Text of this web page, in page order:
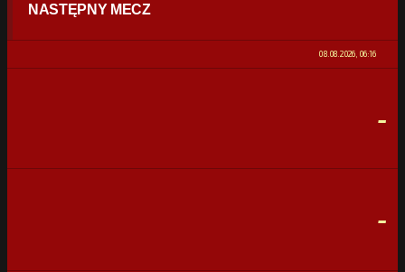
0% 100%
NASTĘPNY MECZ
08.08.2026, 06:16
-
-